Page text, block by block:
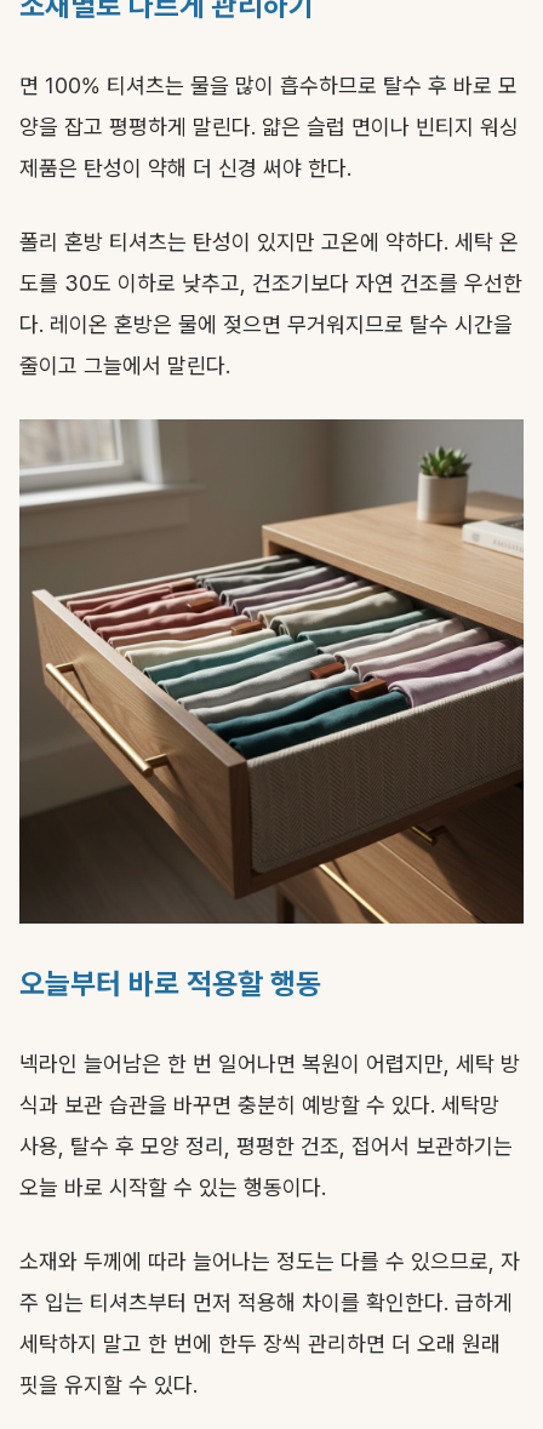
면 100% 티셔츠는 물을 많이 흡수하므로 탈수 후 바로 모
양을 잡고 평평하게 말린다. 얇은 슬럽 면이나 빈티지 워싱
제품은 탄성이 약해 더 신경 써야 한다.
폴리 혼방 티셔츠는 탄성이 있지만 고온에 약하다. 세탁 온
도를 30도 이하로 낮추고, 건조기보다 자연 건조를 우선한
다. 레이온 혼방은 물에 젖으면 무거워지므로 탈수 시간을
줄이고 그늘에서 말린다.
오늘부터 바로 적용할 행동
넥라인 늘어남은 한 번 일어나면 복원이 어렵지만, 세탁 방
식과 보관 습관을 바꾸면 충분히 예방할 수 있다. 세탁망
사용, 탈수 후 모양 정리, 평평한 건조, 접어서 보관하기는
오늘 바로 시작할 수 있는 행동이다.
소재와 두께에 따라 늘어나는 정도는 다를 수 있으므로, 자
주 입는 티셔츠부터 먼저 적용해 차이를 확인한다. 급하게
세탁하지 말고 한 번에 한두 장씩 관리하면 더 오래 원래
핏을 유지할 수 있다.